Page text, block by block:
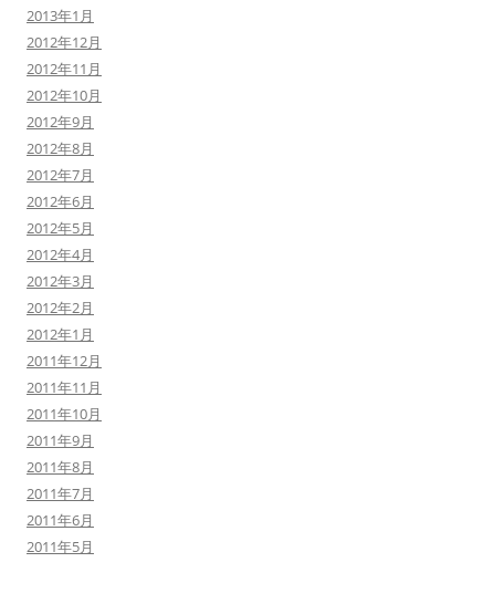
2013年1月
2012年12月
2012年11月
2012年10月
2012年9月
2012年8月
2012年7月
2012年6月
2012年5月
2012年4月
2012年3月
2012年2月
2012年1月
2011年12月
2011年11月
2011年10月
2011年9月
2011年8月
2011年7月
2011年6月
2011年5月